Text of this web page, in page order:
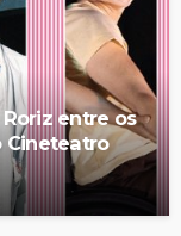
entre os
Cineteatro